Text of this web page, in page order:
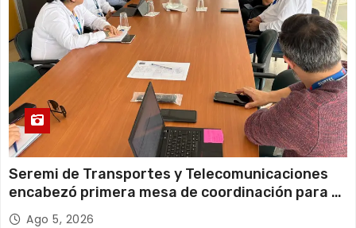
s
Seremi de Transportes y Telecomunicaciones
encabezó primera mesa de coordinación para el
retiro de cables en desuso en Iquique
Ago 5, 2026